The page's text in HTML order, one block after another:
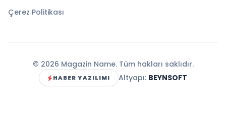
Çerez Politikası
© 2026 Magazin Name. Tüm hakları saklıdır.
HABER YAZILIMI Altyapı: BEYNSOFT